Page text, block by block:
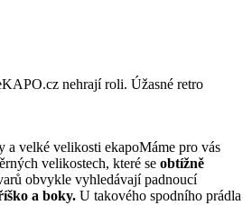
nehrají roli. Úžasné retro
Máme pro vás
velikostech, které se obtížně
obvykle vyhledávají padnoucí
a boky. U takového spodního prádla